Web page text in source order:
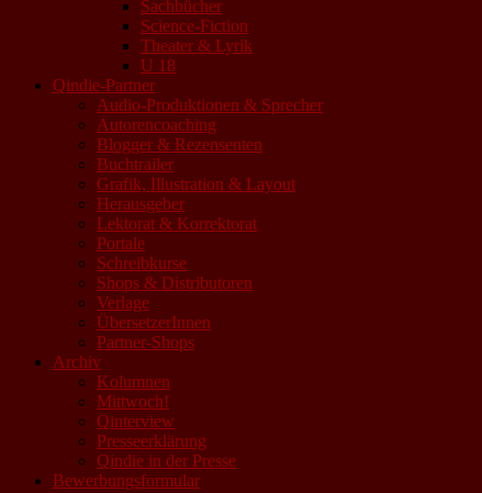
Sachbücher
Science-Fiction
Theater & Lyrik
U 18
Qindie-Partner
Audio-Produktionen & Sprecher
Autorencoaching
Blogger & Rezensenten
Buchtrailer
Grafik, Illustration & Layout
Herausgeber
Lektorat & Korrektorat
Portale
Schreibkurse
Shops & Distributoren
Verlage
ÜbersetzerInnen
Partner-Shops
Archiv
Kolumnen
Mittwoch!
Qinterview
Presseerklärung
Qindie in der Presse
Bewerbungsformular